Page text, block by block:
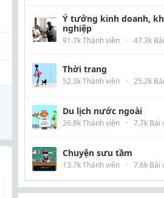
Ý tưởng kinh doanh,
nghiệp
91.7k Thành viên · 47.3k
Thời trang
52.3k Thành viên · 25.2k
Du lịch nước ngoài
26.8k Thành viên · 7.7k Bài
Chuyện sưu tầm
13.7k Thành viên · 7.6k Bài